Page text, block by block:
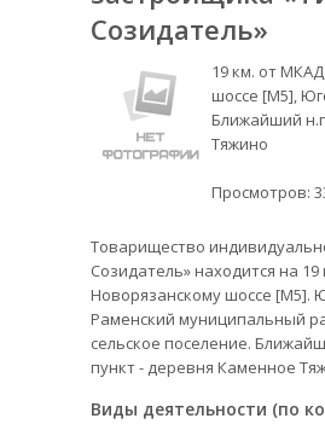
Созидатель»
19 км. от
шоссе [М5],
Ближайший
Тяжино
Просмотров:
Товарищество
Созидатель» находится на
Новорязанскому шоссе [М5].
Раменский муниципальный
сельское поселение.
пункт - деревня Каменное
Виды деятельности (по